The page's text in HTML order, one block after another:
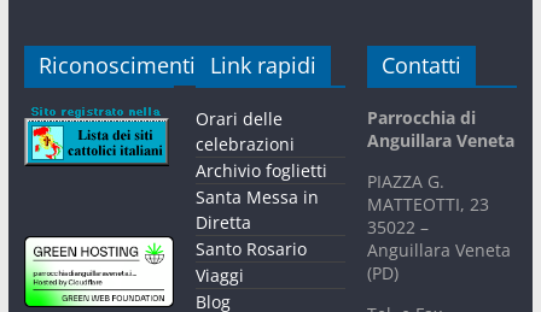
Riconoscimenti Link rapidi
Orari delle
celebrazioni
Archivio foglietti
Santa Messa in
Diretta
Santo Rosario
Viaggi
Blog
Contatti
Parrocchia di
Anguillara Veneta
PIAZZA G.
MATTEOTTI, 23
35022 –
Anguillara Veneta
(PD)